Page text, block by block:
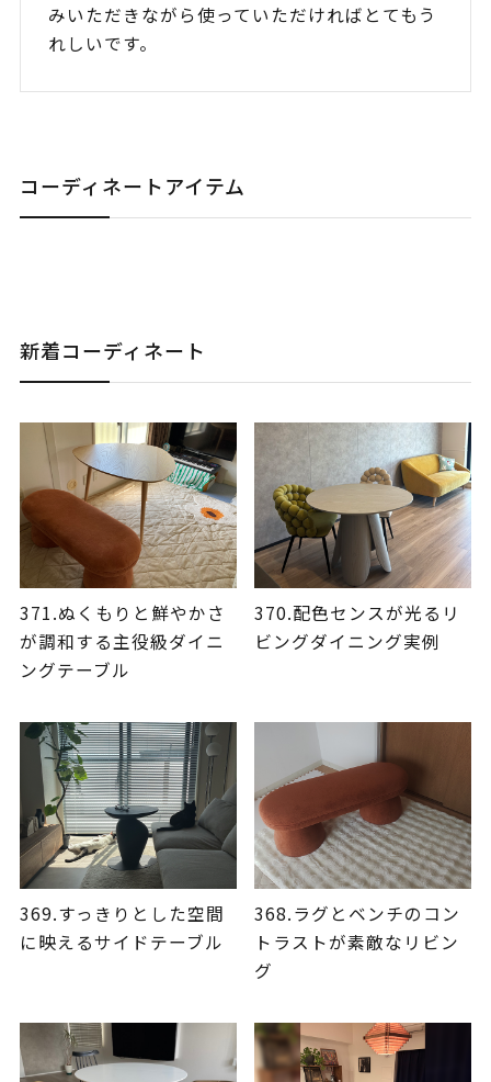
みいただきながら使っていただければとてもう
れしいです。
コーディネートアイテム
新着コーディネート
371.ぬくもりと鮮やかさ
が調和する主役級ダイニ
ングテーブル
370.配色センスが光るリ
ビングダイニング実例
369.すっきりとした空間
に映えるサイドテーブル
368.ラグとベンチのコン
トラストが素敵なリビン
グ